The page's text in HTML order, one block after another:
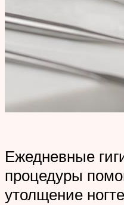
Ежедневные
процедуры
утолщение